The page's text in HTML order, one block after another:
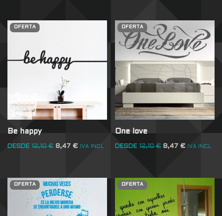
OFERTA
Be happy
DESDE 12,10€ 8,47 € IVA INCL
OFERTA
One love
DESDE 12,10€ 8,47€ IVA INCL
OFERTA OFERTA